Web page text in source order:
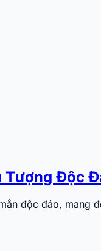
Tượng Độc
độc đáo, mang